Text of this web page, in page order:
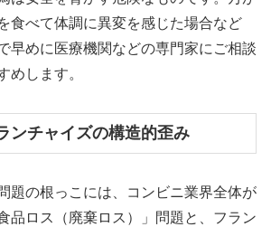
食べて体調に異変を感じた場合など
早めに医療機関などの専門家にご相談
めします。
ンチャイズの構造的歪み
題の根っこには、コンビニ業界全体が
品ロス（廃棄ロス）」問題と、フラン